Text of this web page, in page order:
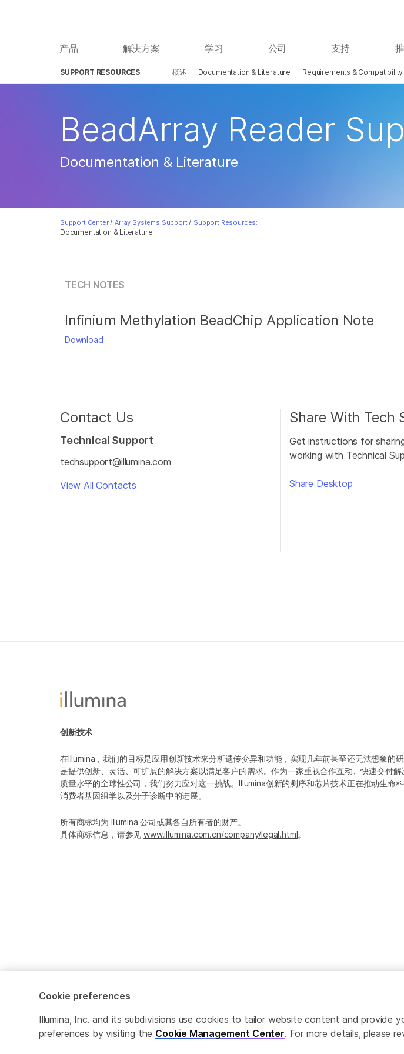
产品 解决方案 学习 公司 支持
SUPPORT RESOURCES 概述 Documentation & Literature Requirements & Compatibility
Documentation & Literature
BeadArray Reader
Documentation & Literature
Support Center / Array Systems Support / Support Resources:
TECH NOTES
Infinium Methylation BeadChip Application Note
Download
Contact Us
Technical Support
techsupport@illumina.com
View All Contacts
Share With Tech
Get instructions for
working with Technical
Share Desktop
创新技术
在Illumina，我们的目标是应用创新技术来分析遗传变异和功能，实现几年前甚至还无法想象的
是提供创新、灵活、可扩展的解决方案以满足客户的需求。作为一家重视合作互动、快速交付
质量水平的全球性公司，我们努力应对这一挑战。Illumina创新的测序和芯片技术正在推动生命
消费者基因组学以及分子诊断中的进展。
所有商标均为 Illumina 公司或其各自所有者的财产。
具体商标信息，请参见www.illumina.com.cn/company/legal.html。
查看更多相关内容。选择您感
癌症研究
微生物学
Cookie preferences
Illumina, Inc. and its subdivisions use cookies to tailor website content and provide
preferences by visiting the Cookie Management Center. For more details, please